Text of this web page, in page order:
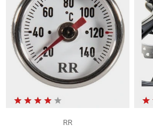
RR